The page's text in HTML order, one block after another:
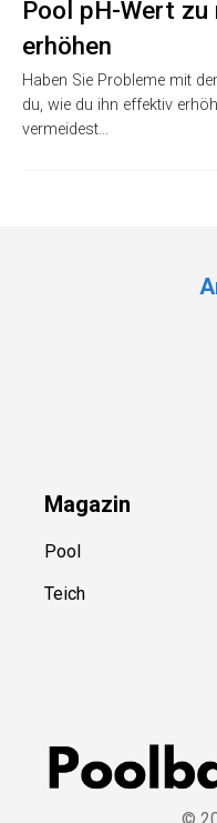
Pool pH-Wert
erhöhen
Haben Sie Probleme mit
du, wie du ihn effektiv
vermeidest…
Magazin
Pool
Teich
©